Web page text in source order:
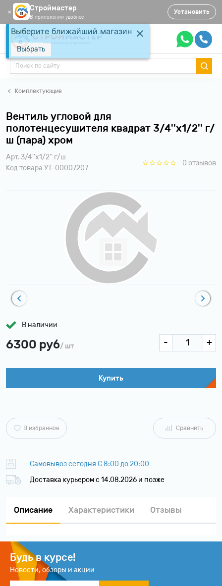
✕ Строймастер
В приложении удобнее
Установить
Комплектующие
Вентиль угловой для
полотенцесушителя квадрат 3/4''x1/2'' г/
ш (пара) хром
Арт. 3/4''x1/2'' г/ш
Код товара УТ-00007207
0 отзывов
В наличии
6300 руб/ шт
Купить
Самовывоз сегодня С 8:00 до 20:00
Доставка курьером c 14.08.2026 и позже
В избранное Сравнить
Описание Характеристики Отзывы
Будь в курсе!
Новости, обзоры и акции
Выберите ближайший магазин
Выбрать